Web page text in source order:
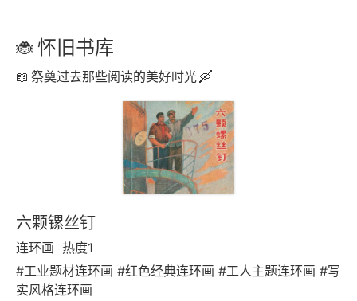
怀旧书库
祭奠过去那些阅读的美好时光
六颗镙丝钉
连环画 热度1
#工业题材连环画 #红色经典连环画 #工人主题连环画 #写
实风格连环画